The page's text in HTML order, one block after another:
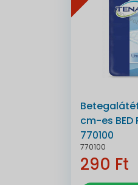
cm-es BED
770100
770100
290 Ft